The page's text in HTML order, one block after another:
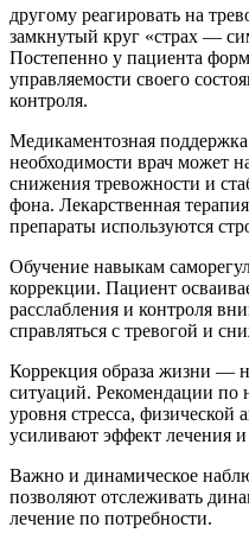
другому реагировать на
замкнутый круг «страх —
Постепенно у пациента
управляемости своего
контроля.
Медикаментозная
необходимости врач может
снижения тревожности и
фона. Лекарственная
препараты используются
Обучение навыкам
коррекции. Пациент
расслабления и контроля
справляться с тревогой и
Коррекция образа жизни —
ситуаций. Рекомендации
уровня стресса,
усиливают эффект лечения
Важно и динамическое
позволяют отслеживать
лечение по потребности.